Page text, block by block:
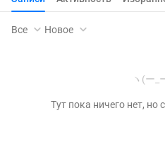
Все Новое
ヽ(ー_
Тут пока ничего нет, но